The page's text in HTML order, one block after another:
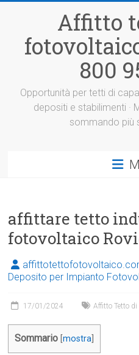
Affitto
800
Opportunità per tetti di
depositi e stabilimenti ·
sommando più
affittare tetto
fotovoltaico
Deposito per Impianto
17/01/2024 Affitto Tetto
Sommario [mostra